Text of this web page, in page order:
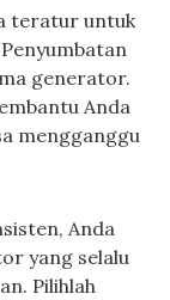
teratur untuk
generator.
Anda
mengganggu
Anda
yang selalu
Pilihlah